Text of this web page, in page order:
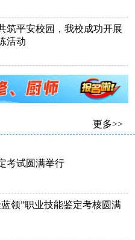
筑平安校园，我校成功开展
活动
更多>>
考试圆满举行
领”职业技能鉴定考核圆满